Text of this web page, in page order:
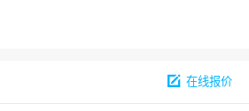
在线报价